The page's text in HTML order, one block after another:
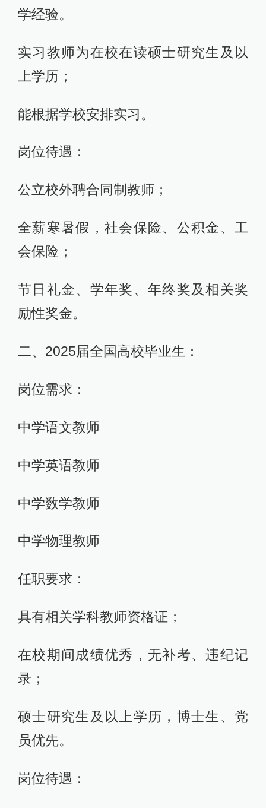
学经验。
实习教师为在校在读硕士研究生及以
上学历；
能根据学校安排实习。
岗位待遇：
公立校外聘合同制教师；
全薪寒暑假，社会保险、公积金、工
会保险；
节日礼金、学年奖、年终奖及相关奖
励性奖金。
二、2025届全国高校毕业生：
岗位需求：
中学语文教师
中学英语教师
中学数学教师
中学物理教师
任职要求：
具有相关学科教师资格证；
在校期间成绩优秀，无补考、违纪记
录；
硕士研究生及以上学历，博士生、党
员优先。
岗位待遇：